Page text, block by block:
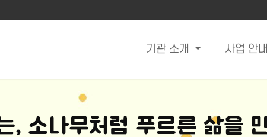
기관 소개 사업 안내